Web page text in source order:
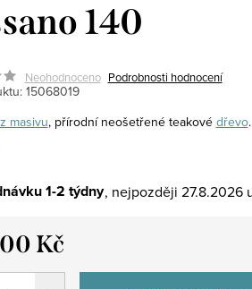
140
Neohodnoceno Podrobnosti hodnocení
15068019
z masivu, přírodní neošetřené teakové dřevo.
1-2 týdny 27.8.2026
Kč